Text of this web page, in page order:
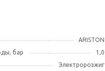
ARISTON
бар
1,0
Электророзжиг